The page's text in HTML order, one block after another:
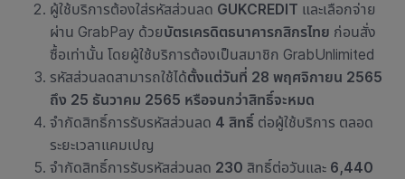
ผู้ใช้บริการต้องใส่รหัสส่วนลด GUKCREDIT และเลือกจ่าย
ผ่าน GrabPay ด้วยบัตรเครดิตธนาคารกสิกรไทย ก่อนสั่ง
ซื้อเท่านั้น โดยผู้ใช้บริการต้องเป็นสมาชิก GrabUnlimited
รหัสส่วนลดสามารถใช้ได้ตั้งแต่วันที่ 28 พฤศจิกายน 2565
ถึง 25 ธันวาคม 2565 หรือจนกว่าสิทธิ์จะหมด
จำกัดสิทธิ์การรับรหัสส่วนลด 4 สิทธิ์ ต่อผู้ใช้บริการ ตลอด
ระยะเวลาแคมเปญ
จำกัดสิทธิ์การรับรหัสส่วนลด 230 สิทธิ์ต่อวันและ 6,440